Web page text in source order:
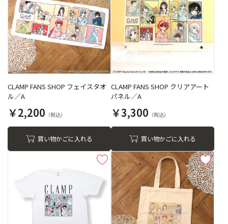
CLAMP FANS SHOP フェイスタオ
ル／A
￥2,200
買い物かごに入れる
CLAMP FANS SHOP クリアアート
パネル／A
￥3,300
買い物かごに入れる